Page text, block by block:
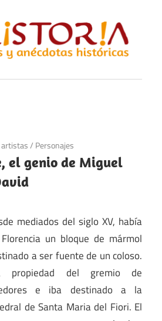
artistas/ Personajes
el genio de Miguel
mediados del siglo XV, había
un bloque de mármol
a ser fuente de un coloso.
propiedad del gremio de
e iba destinado a la
de Santa Maria del Fiori. El